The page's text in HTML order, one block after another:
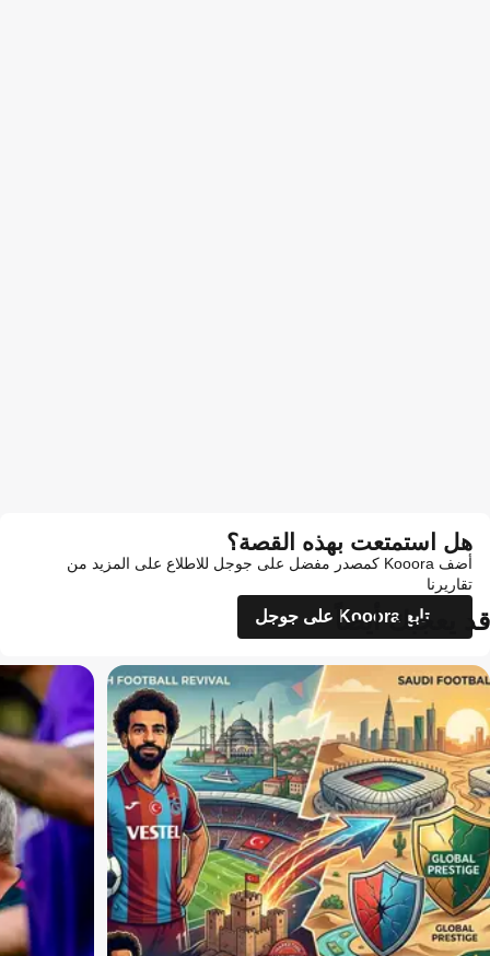
هل استمتعت بهذه القصة؟
أضف Kooora كمصدر مفضل على جوجل للاطلاع على المزيد من
تقاريرنا
تابع Kooora على جوجل
قد يعجبك أيضاً